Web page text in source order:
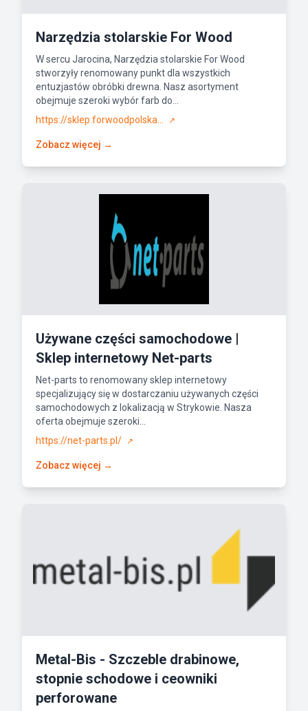
Narzędzia stolarskie For Wood
W sercu Jarocina, Narzędzia stolarskie For Wood
stworzyły renomowany punkt dla wszystkich
entuzjastów obróbki drewna. Nasz asortyment
obejmuje szeroki wybór farb do...
https://sklep.forwoodpolska...
↗
Zobacz więcej →
Używane części samochodowe |
Sklep internetowy Net-parts
Net-parts to renomowany sklep internetowy
specjalizujący się w dostarczaniu używanych części
samochodowych z lokalizacją w Strykowie. Nasza
oferta obejmuje szeroki...
https://net-parts.pl/
↗
Zobacz więcej →
Metal-Bis - Szczeble drabinowe,
stopnie schodowe i ceowniki
perforowane